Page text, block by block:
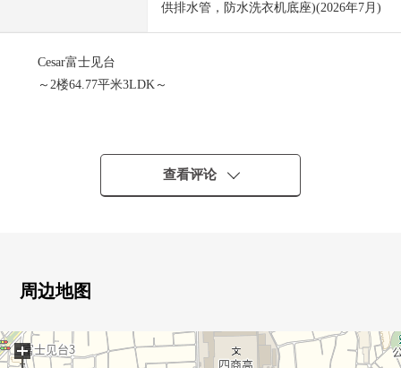
供排水管，防水洗衣机底座)(2026年7月)
Cesar富士见台
～2楼64.77平米3LDK～
○ 练马区富士见台3-1-6
○ 西武池袋线"富士见台"车站步行5分钟
"练马高野台"车站步行12分钟
○ 2026年7月装修翻新工程完毕
○ 阳光、通风良好的东南、西南边角房
○ 3LDK，实际使用面积：64.77平米
查看评论
周边地图
+